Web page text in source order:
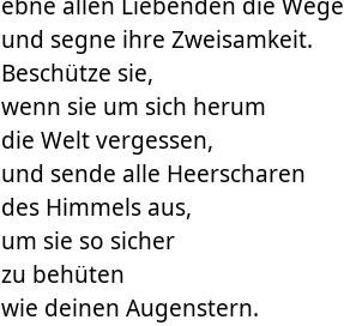
ebne allen Liebenden die Wege
und segne ihre Zweisamkeit.
Beschütze sie,
wenn sie um sich herum
die Welt vergessen,
und sende alle Heerscharen
des Himmels aus,
um sie so sicher
zu behüten
wie deinen Augenstern.